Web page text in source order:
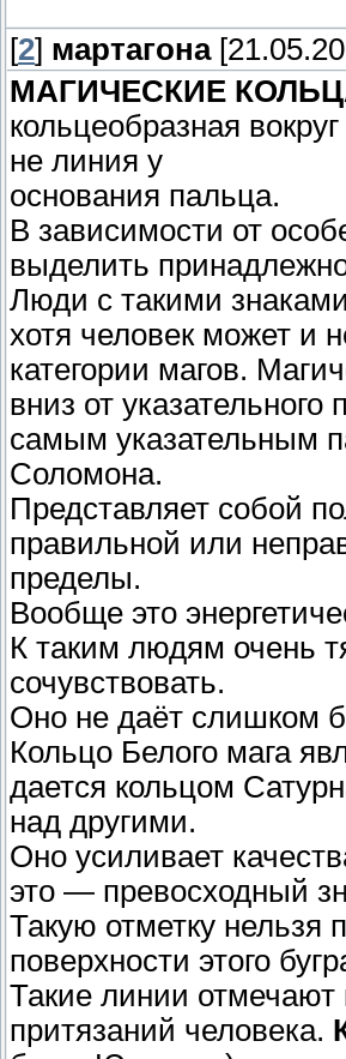
[2] мартагона
МАГИЧЕСКИЕ
кольцеобразная
не линия у
основания пальца.
В зависимости от
выделить
Люди с такими
хотя человек может и
категории магов.
вниз от указательного
самым указательным
Соломона.
Представляет собой
правильной или
пределы.
Вообще это
К таким людям очень
сочувствовать.
Оно не даёт слишком
Кольцо Белого мага
дается кольцом
над другими.
Оно усиливает
это — превосходный
Такую отметку нельзя
поверхности этого
Такие линии отмечают
притязаний человека.